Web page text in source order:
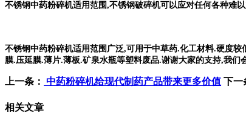
不锈钢中药粉碎机适用范围,不锈钢破碎机可以应对任何各种难
不锈钢中药粉碎机适用范围广泛,可用于中草药.化工材料.硬度
膜.压延膜.薄片.薄板.矿泉水瓶等塑料废品.谢谢大家的支持,我们
上一条： 中药粉碎机给现代制药产品带来更多价值 下一
相关文章